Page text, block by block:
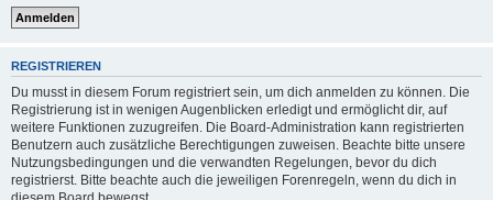
REGISTRIEREN
Du musst in diesem Forum registriert sein, um dich anmelden zu können. Die
Registrierung ist in wenigen Augenblicken erledigt und ermöglicht dir, auf
weitere Funktionen zuzugreifen. Die Board-Administration kann registrierten
Benutzern auch zusätzliche Berechtigungen zuweisen. Beachte bitte unsere
Nutzungsbedingungen und die verwandten Regelungen, bevor du dich
registrierst. Bitte beachte auch die jeweiligen Forenregeln, wenn du dich in